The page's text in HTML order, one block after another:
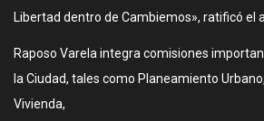
Libertad dentro de Cambiemos», ratificó el
Raposo Varela integra comisiones
la Ciudad, tales como Planeamiento
Vivienda,